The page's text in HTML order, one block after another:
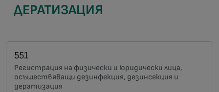
ДЕРАТИЗАЦИЯ
551
Регистрация на физически и юридически лица,
осъществяващи дезинфекция, дезинсекция и
дератизация